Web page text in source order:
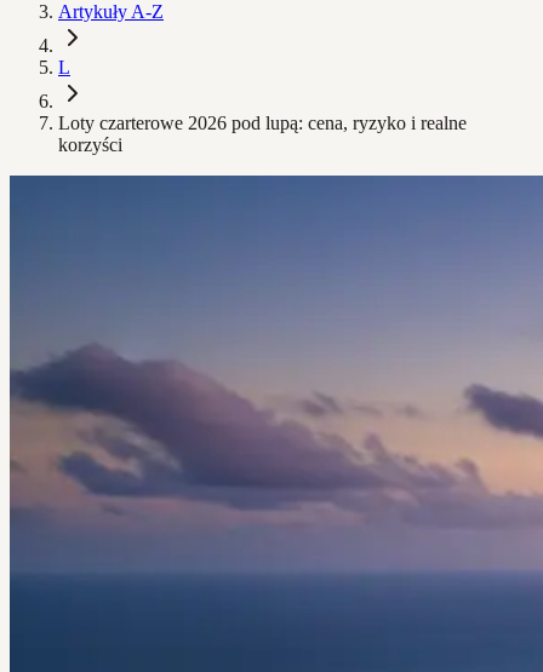
Artykuły A-Z
L
Loty czarterowe 2026 pod lupą: cena, ryzyko i realne
korzyści